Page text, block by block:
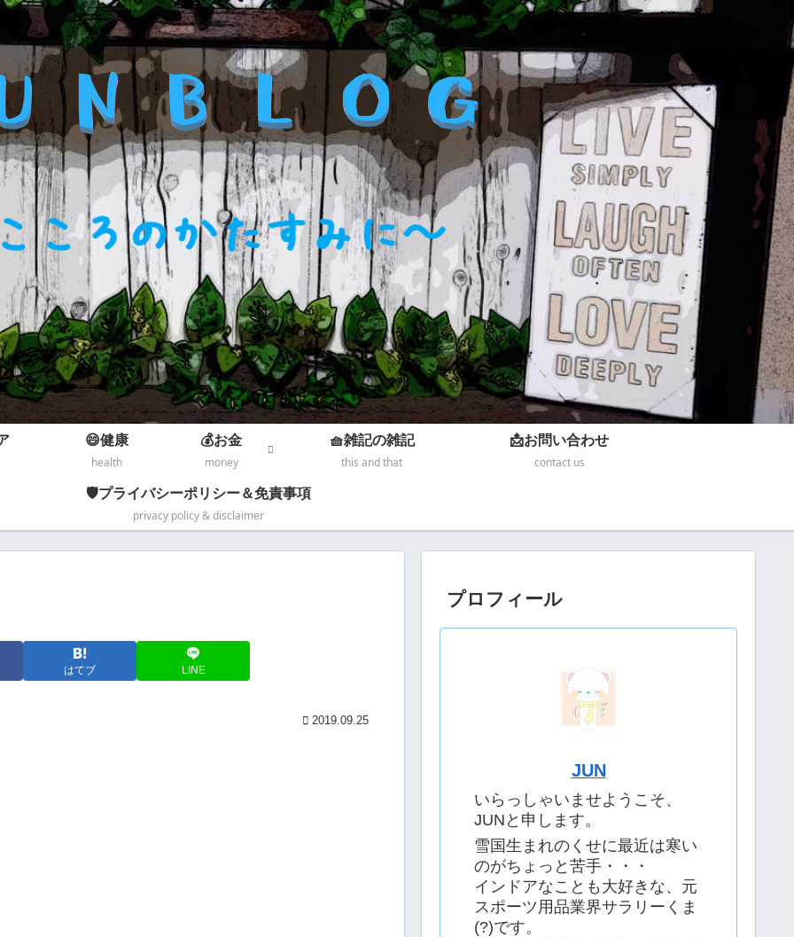
😄健康
health
💰お金
money
🧺雑記の雑記
this and that
📩お問い合わせ
contact us
🛡️プライバシーポリシー＆免責事項
privacy policy & disclaimer
はてブ LINE
2019.09.25
プロフィール
JUN
いらっしゃいませようこそ、
JUNと申します。
雪国生まれのくせに最近は寒い
のがちょっと苦手・・・
インドアなことも大好きな、元
スポーツ用品業界サラリーくま
(?)です。